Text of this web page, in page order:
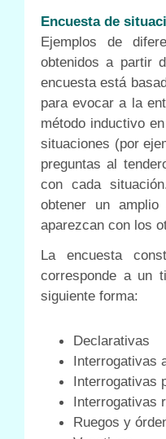
Encuesta de
Ejemplos de
obtenidos a partir
encuesta está
para evocar a la
método inductivo
situaciones (por
preguntas al
con cada
obtener un
aparezcan con los
La encuesta
corresponde a un
siguiente forma:
Declarativas
Interrogativas
Interrogativas
Interrogativas
Ruegos y